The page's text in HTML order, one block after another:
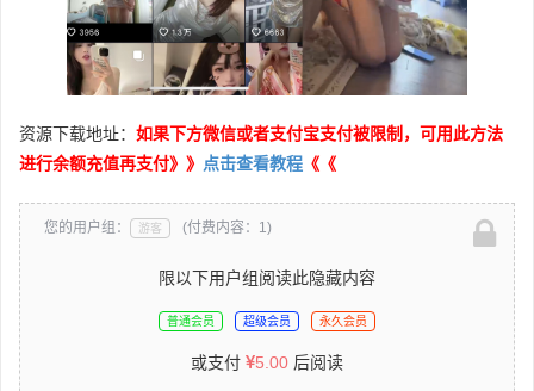
资源下载地址： 如果下方微信或者支付宝支付被限制，可用此方法
进行余额充值再支付》》 点击查看教程 《《
您的用户组： 游客 (付费内容：1)
限以下用户组阅读此隐藏内容
普通会员 超级会员 永久会员
或支付 5.00 后阅读